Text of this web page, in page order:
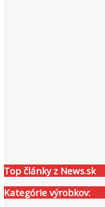
Top články z News.sk
Kategórie výrobkov: